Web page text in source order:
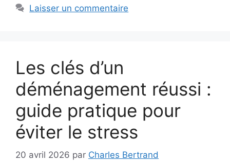
Laisser un commentaire
Les clés d’un
déménagement réussi :
guide pratique pour
éviter le stress
20 avril 2026 par Charles Bertrand